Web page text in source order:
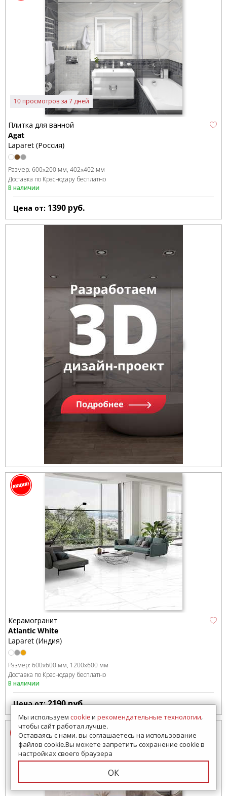
10 просмотров за 7 дней
Плитка для ванной
Agat
Laparet (Россия)
Размер: 600x200 мм 402x402 мм
Доставка по Краснодару бесплатно
В наличии
Цена от: 1390 руб.
Керамогранит
Atlantic White
Laparet (Индия)
Размер: 600x600 мм 1200x600 мм
Доставка по Краснодару бесплатно
В наличии
Цена от:2190руб.
Мы используем cookieи рекомендательные технологии,
чтобы сайт работал лучше.
Оставаясь с нами, вы соглашаетесь на использование
файлов cookie.Вы можете запретить сохранение cookie в
настройках своего браузера
ОК